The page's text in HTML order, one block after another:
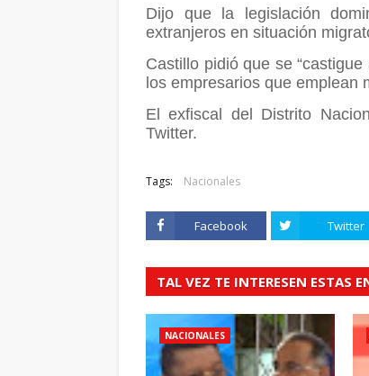
Dijo que la legislación
extranjeros en situación
Castillo pidió que se
los empresarios que emplean
El exfiscal del Distrito
Twitter.
Tags: Nacionales
Facebook Twitter
TAL VEZ TE INTERESEN ESTAS
NACIONALES